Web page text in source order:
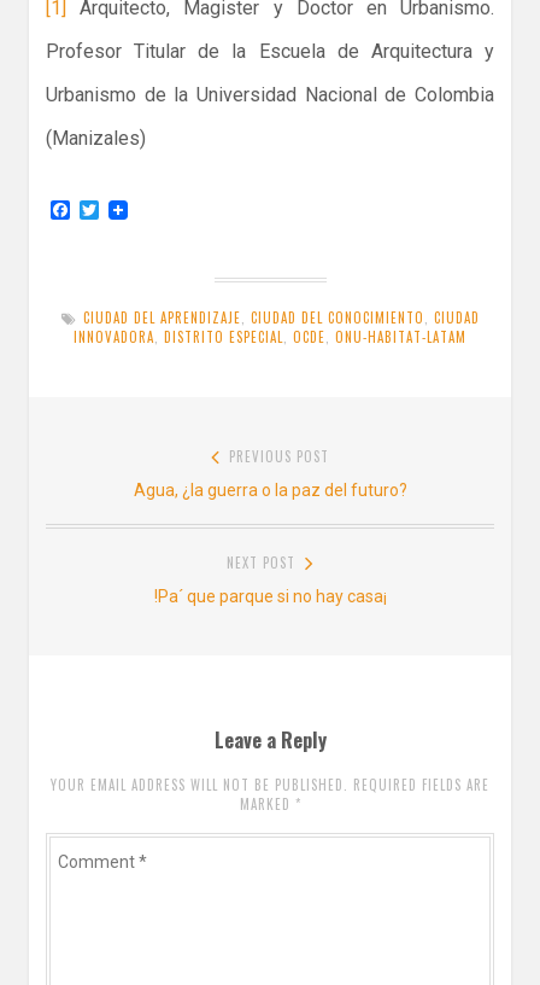
[1]
Arquitecto, Magister y Doctor en Urbanismo.
Profesor Titular de la Escuela de Arquitectura y
Urbanismo de la Universidad Nacional de Colombia
(Manizales)
F
o
k
T
e
r
CIUDAD DEL APRENDIZAJE CIUDAD DEL CONOCIMIENTO
CIUDAD
INNOVADORA DISTRITO ESPECIAL OCDE ONU-HABITAT-LATAM
entradas
PREVIOUS POST
Previous
post:
Agua, ¿la guerra o la paz del futuro?
NEXT POST
Next
!Pa´ que parque si no hay casa¡
Leave a Reply
YOUR EMAIL ADDRESS WILL NOT BE PUBLISHED. REQUIRED FIELDS ARE
MARKED *